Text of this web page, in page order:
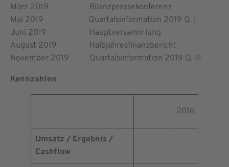
März 2019 Bilanzpressekonferenz
Mai 2019 Quartalsinformation 2019 Q. I
Juni 2019 Hauptversammlung
August 2019 Halbjahresfinanzbericht
November 2019 Quartalsinformation 2019 Q. III
Kennzahlen
2016
Umsatz / Ergebnis /
Cashflow